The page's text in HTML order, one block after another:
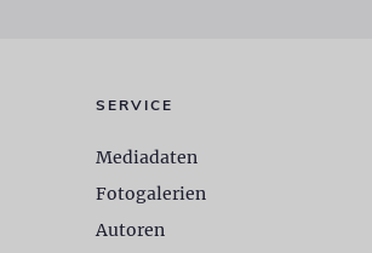
SERVICE
Mediadaten
Fotogalerien
Autoren